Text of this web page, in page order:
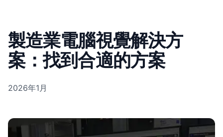
製造業電腦視覺解決方
案：找到合適的方案
2026年1月